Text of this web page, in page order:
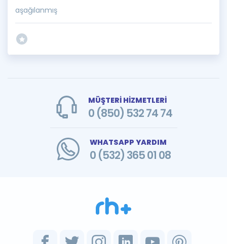
aşağılanmış
MÜŞTERİ HİZMETLERİ
0 (850) 532 74 74
WHATSAPP YARDIM
0 (532) 365 01 08